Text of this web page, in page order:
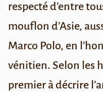
respecté d’entre
mouflon d’Asie,
Marco Polo, en
vénitien. Selon les
premier à décrire